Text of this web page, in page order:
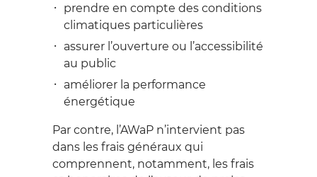
prendre en compte des conditions
climatiques particulières
assurer l’ouverture ou l’accessibilité
au public
améliorer la performance
énergétique
Par contre, l’AWaP n’intervient pas
dans les frais généraux qui
comprennent, notamment, les frais